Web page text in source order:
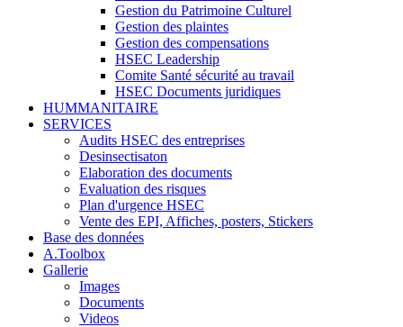
Gestion du Patrimoine Culturel
Gestion des plaintes
Gestion des compensations
HSEC Leadership
Comite Santé sécurité au travail
HSEC Documents juridiques
HUMMANITAIRE
SERVICES
Audits HSEC des entreprises
Desinsectisaton
Elaboration des documents
Evaluation des risques
Plan d'urgence HSEC
Vente des EPI, Affiches, posters, Stickers
Base des données
A.Toolbox
Gallerie
Images
Documents
Videos